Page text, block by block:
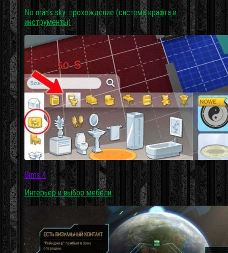
No man’s sky: прохождение (система крафта и
инструменты)
Sims 4
Интерьер и выбор мебели